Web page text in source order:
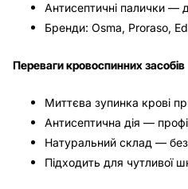
Антисептичні палички —
Бренди: Osma, Proraso,
Переваги кровоспинних засобів
Миттєва зупинка крові
Антисептична дія —
Натуральний склад — без
Підходить для чутливої